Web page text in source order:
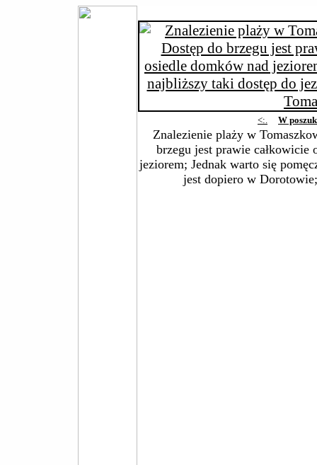
<:. W
Znalezienie plaży w
brzegu jest prawie całkowicie
jeziorem; Jednak warto się
jest dopiero w